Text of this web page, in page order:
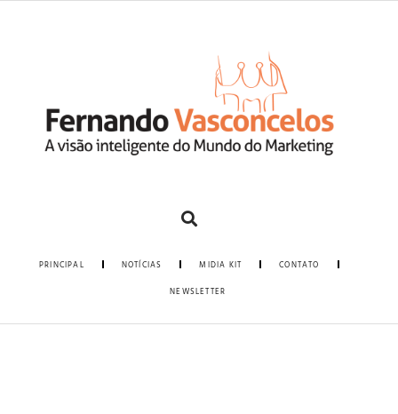
PRINCIPAL NOTÍCIAS MIDIA KIT CONTATO
NEWSLETTER